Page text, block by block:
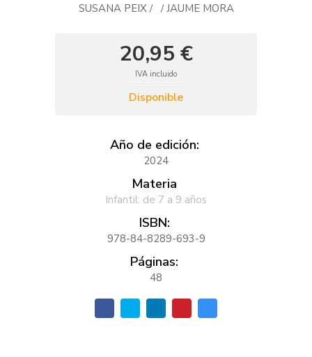
SUSANA PEIX / / JAUME MORA
20,95 €
IVA incluido
Disponible
Año de edición:
2024
Materia
Infantil: de 7 a 9 años
ISBN:
978-84-8289-693-9
Páginas:
48